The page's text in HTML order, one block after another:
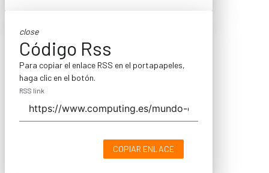
close
Código Rss
Para copiar el enlace RSS en el portapapeles,
haga clic en el botón.
RSS link
COPIAR ENLACE